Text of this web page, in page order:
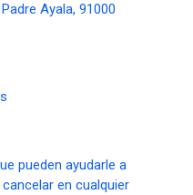
Ayala, 91000
pueden ayudarle a
en cualquier